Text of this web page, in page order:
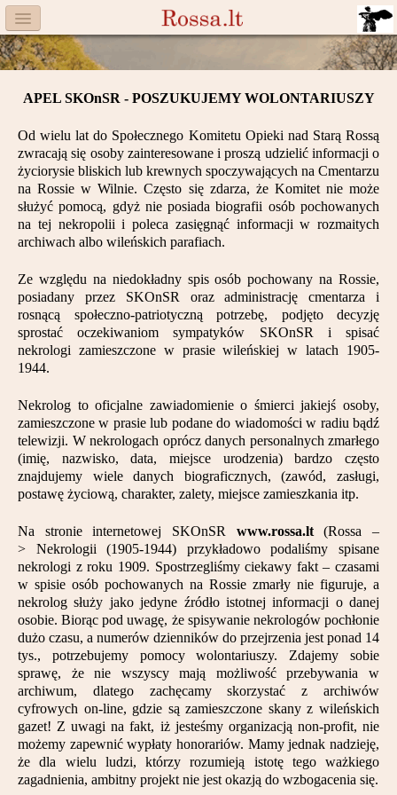
Menu
Facebook
Aktualności
Książka
Moneta
Rossa
Trasy
Darczyńcy
Partnerzy
Kontakt
APEL SKOnSR - POSZUKUJEMY WOLONTARIUSZY
Od wielu lat do Społecznego Komitetu Opieki nad Starą Rossą
zwracają się osoby zainteresowane i proszą udzielić informacji o
życiorysie bliskich lub krewnych spoczywających na Cmentarzu
na Rossie w Wilnie. Często się zdarza, że Komitet nie może
służyć pomocą, gdyż nie posiada biografii osób pochowanych
na tej nekropolii i poleca zasięgnąć informacji w rozmaitych
archiwach albo wileńskich parafiach.
Ze względu na niedokładny spis osób pochowany na Rossie,
posiadany przez SKOnSR oraz administrację cmentarza i
rosnącą społeczno-patriotyczną potrzebę, podjęto decyzję
sprostać oczekiwaniom sympatyków SKOnSR i spisać
nekrologi zamieszczone w prasie wileńskiej w latach 1905-
1944.
Nekrolog to oficjalne zawiadomienie o śmierci jakiejś osoby,
zamieszczone w prasie lub podane do wiadomości w radiu bądź
telewizji. W nekrologach oprócz danych personalnych zmarłego
(imię, nazwisko, data, miejsce urodzenia) bardzo często
znajdujemy wiele danych biograficznych, (zawód, zasługi,
postawę życiową, charakter, zalety, miejsce zamieszkania itp.
Na stronie internetowej SKOnSR www.rossa.lt(Rossa –
> Nekrologii (1905-1944) przykładowo podaliśmy spisane
nekrologi z roku 1909. Spostrzegliśmy ciekawy fakt – czasami
w spisie osób pochowanych na Rossie zmarły nie figuruje, a
nekrolog służy jako jedyne źródło istotnej informacji o danej
osobie. Biorąc pod uwagę, że spisywanie nekrologów pochłonie
dużo czasu, a numerów dzienników do przejrzenia jest ponad 14
tys., potrzebujemy pomocy wolontariuszy. Zdajemy sobie
sprawę, że nie wszyscy mają możliwość przebywania w
archiwum, dlatego zachęcamy skorzystać z archiwów
cyfrowych on-line, gdzie są zamieszczone skany z wileńskich
gazet! Z uwagi na fakt, iż jesteśmy organizacją non-profit, nie
możemy zapewnić wypłaty honorariów. Mamy jednak nadzieję,
że dla wielu ludzi, którzy rozumieją istotę tego ważkiego
zagadnienia, ambitny projekt nie jest okazją do wzbogacenia się.